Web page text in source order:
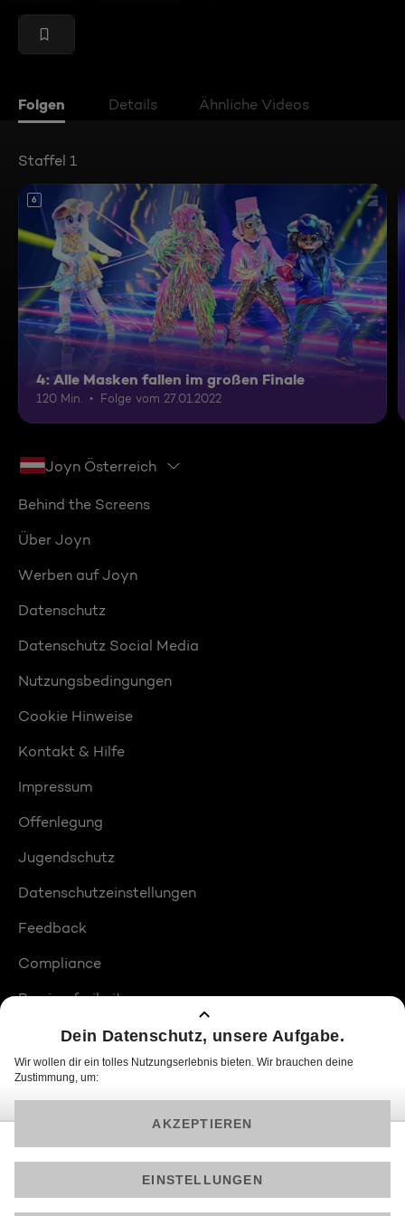
Folgen Details Ähnliche Videos
Staffel 1
6
4: Alle Masken fallen im großen Finale
120 Min. Folge vom 27.01.2022
Joyn Österreich
Behind the Screens
Über Joyn
Werben auf Joyn
Datenschutz
Datenschutz Social Media
Nutzungsbedingungen
Cookie Hinweise
Kontakt & Hilfe
Impressum
Offenlegung
Jugendschutz
Datenschutzeinstellungen
Feedback
Compliance
Barrierefreiheit
Produktplatzierungen